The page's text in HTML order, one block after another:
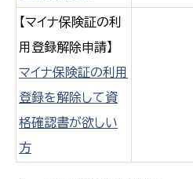
【マイナ保険証の利
用登録解除申請】
マイナ保険証の利用
登録を解除して資
格確認書が欲しい
方